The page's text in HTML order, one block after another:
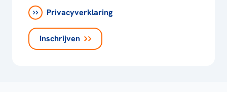
Privacyverklaring
Inschrijven